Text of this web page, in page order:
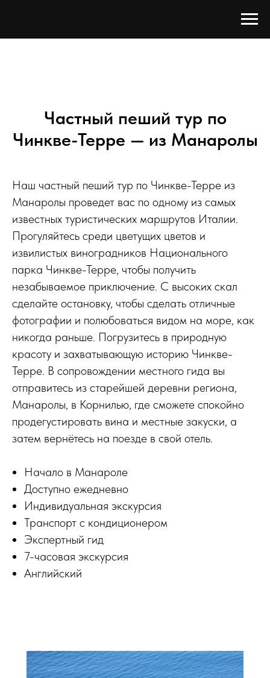
Частный пеший тур по
Чинкве-Терре — из Манаролы
Наш частный пеший тур по Чинкве-Терре из
Манаролы проведет вас по одному из самых
известных туристических маршрутов Италии.
Прогуляйтесь среди цветущих цветов и
извилистых виноградников Национального
парка Чинкве-Терре, чтобы получить
незабываемое приключение. С высоких скал
сделайте остановку, чтобы сделать отличные
фотографии и полюбоваться видом на море, как
никогда раньше. Погрузитесь в природную
красоту и захватывающую историю Чинкве-
Терре. В сопровождении местного гида вы
отправитесь из старейшей деревни региона,
Манаролы, в Корнилью, где сможете спокойно
продегустировать вина и местные закуски, а
затем вернётесь на поезде в свой отель.
Начало в Манароле
Доступно ежедневно
Индивидуальная экскурсия
Транспорт с кондиционером
Экспертный гид
7-часовая экскурсия
Английский